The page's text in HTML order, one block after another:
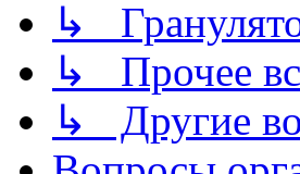
↳
↳ Прочее
↳ Другие